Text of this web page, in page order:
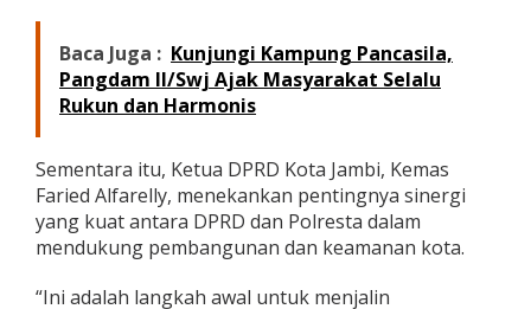
Baca Juga : Kunjungi Kampung Pancasila,
Pangdam II/Swj Ajak Masyarakat Selalu
Rukun dan Harmonis
Sementara itu, Ketua DPRD Kota Jambi, Kemas
Faried Alfarelly, menekankan pentingnya sinergi
yang kuat antara DPRD dan Polresta dalam
mendukung pembangunan dan keamanan kota.
“Ini adalah langkah awal untuk menjalin